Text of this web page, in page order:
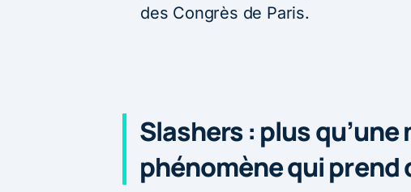
des Congrès de Paris.
Slashers : plus qu’une
phénomène qui prend